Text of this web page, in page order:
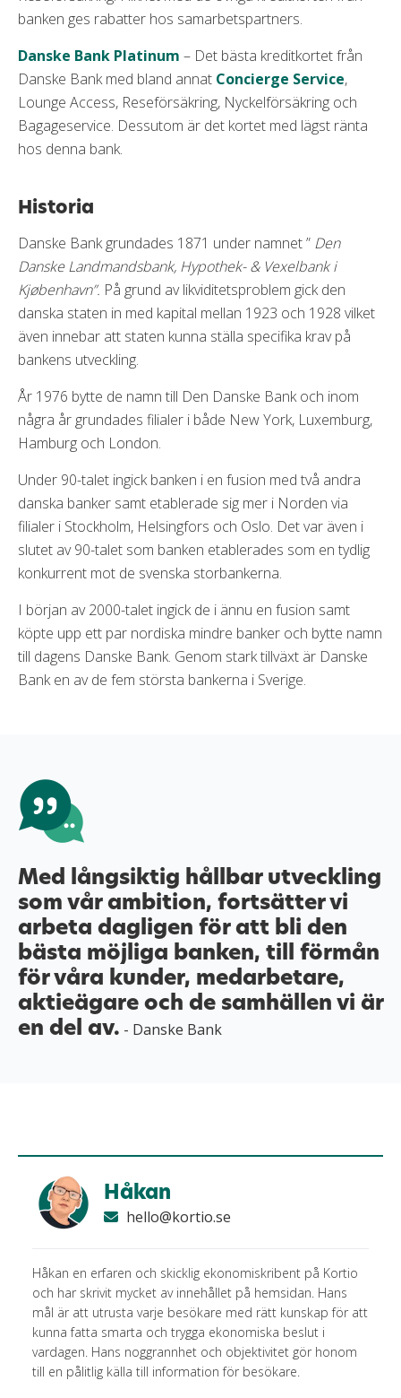
banken ges rabatter hos samarbetspartners.
Danske Bank Platinum – Det bästa kreditkortet från
Danske Bank med bland annat Concierge Service,
Lounge Access, Reseförsäkring, Nyckelförsäkring och
Bagageservice. Dessutom är det kortet med lägst ränta
hos denna bank.
Historia
Danske Bank grundades 1871 under namnet ” Den
Danske Landmandsbank, Hypothek- & Vexelbank i
Kjøbenhavn”. På grund av likviditetsproblem gick den
danska staten in med kapital mellan 1923 och 1928 vilket
även innebar att staten kunna ställa specifika krav på
bankens utveckling.
År 1976 bytte de namn till Den Danske Bank och inom
några år grundades filialer i både New York, Luxemburg,
Hamburg och London.
Under 90-talet ingick banken i en fusion med två andra
danska banker samt etablerade sig mer i Norden via
filialer i Stockholm, Helsingfors och Oslo. Det var även i
slutet av 90-talet som banken etablerades som en tydlig
konkurrent mot de svenska storbankerna.
I början av 2000-talet ingick de i ännu en fusion samt
köpte upp ett par nordiska mindre banker och bytte namn
till dagens Danske Bank. Genom stark tillväxt är Danske
Bank en av de fem största bankerna i Sverige.
Med långsiktig hållbar utveckling
som vår ambition, fortsätter vi
arbeta dagligen för att bli den
bästa möjliga banken, till förmån
för våra kunder, medarbetare,
aktieägare och de samhällen vi är
en del av. - Danske Bank
Håkan
hello@kortio.se
Håkan en erfaren och skicklig ekonomiskribent på Kortio
och har skrivit mycket av innehållet på hemsidan. Hans
mål är att utrusta varje besökare med rätt kunskap för att
kunna fatta smarta och trygga ekonomiska beslut i
vardagen. Hans noggrannhet och objektivitet gör honom
till en pålitlig källa till information för besökare.